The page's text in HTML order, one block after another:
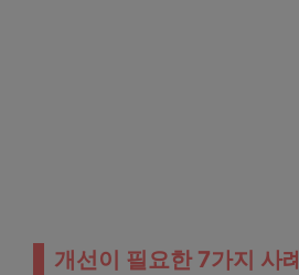
개선이 필요한 7가지 사례